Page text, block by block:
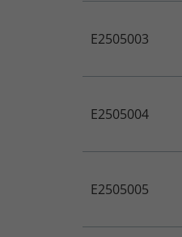
E2505003
E2505004
E2505005